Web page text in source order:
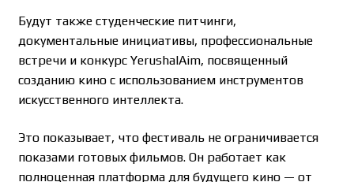
Будут также студенческие питчинги,
документальные инициативы, профессиональные
встречи и конкурс YerushalAim, посвященный
созданию кино с использованием инструментов
искусственного интеллекта.
Это показывает, что фестиваль не ограничивается
показами готовых фильмов. Он работает как
полноценная платформа для будущего кино — от